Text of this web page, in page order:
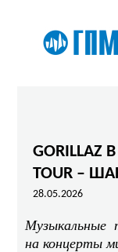
GORILLAZ
TOUR –
28.05.2026
на концерты